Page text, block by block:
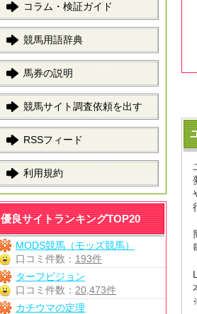
コラム・検証ガイド
競馬用語辞典
馬券の説明
競馬サイト調査依頼を出す
RSSフィード
利用規約
優良サイトランキングTOP20
MODS競馬（モッズ競馬）
口コミ件数： 193件
ターフビジョン
口コミ件数： 20,473件
カチウマの定理